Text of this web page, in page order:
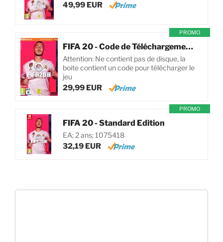
49,99 EUR
PROMO
FIFA 20 - Code de Téléchargement pour PC
Attention: Ne contient pas de disque, la
boite contient un code pour télécharger le
jeu
29,99 EUR
PROMO
FIFA 20 - Standard Edition
EA; 2 ans; 1075418
32,19 EUR